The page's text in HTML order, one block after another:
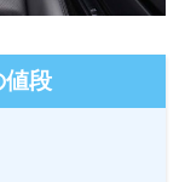
値段